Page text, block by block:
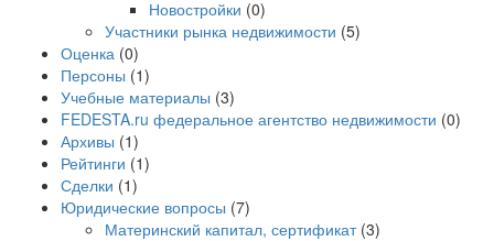
Новостройки (0)
Участники рынка недвижимости (5)
Оценка (0)
Персоны (1)
Учебные материалы (3)
FEDESTA.ru федеральное агентство недвижимости (0)
Архивы (1)
Рейтинги (1)
Сделки (1)
Юридические вопросы (7)
Материнский капитал, сертификат(3)